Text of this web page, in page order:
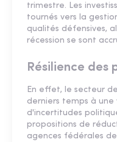
trimestre. Les
tournés vers la
qualités défensives,
récession se sont
Résilience des
En effet, le secteur
derniers temps à
d'incertitudes
propositions de
agences fédérales